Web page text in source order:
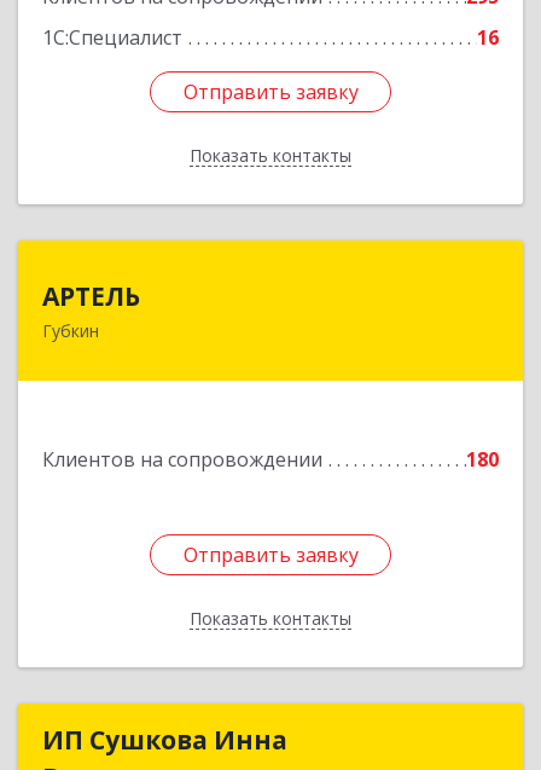
1С:Специалист
16
Отправить заявку
Показать контакты
Отправить заявку
Назад
АРТЕЛЬ
Губкин
Клиентов на сопровождении 180
Отправить заявку
Показать контакты
309181, Белгородская обл, Губкинский р-н,
Отправить заявку
Назад
ИП Сушкова ИннаИП Сушкова Инна